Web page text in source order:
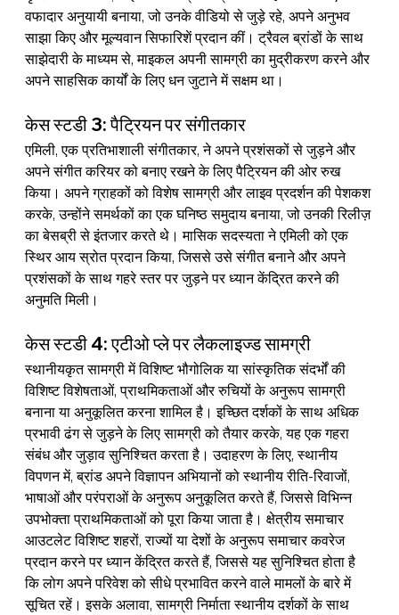
वफादार अनुयायी बनाया, जो उनके वीडियो से जुड़े रहे, अपने अनुभव
साझा किए और मूल्यवान सिफारिशें प्रदान कीं। ट्रैवल ब्रांडों के साथ
साझेदारी के माध्यम से, माइकल अपनी सामग्री का मुद्रीकरण करने और
अपने साहसिक कार्यों के लिए धन जुटाने में सक्षम था।
केस स्टडी 3: पैट्रियन पर संगीतकार
एमिली, एक प्रतिभाशाली संगीतकार, ने अपने प्रशंसकों से जुड़ने और
अपने संगीत करियर को बनाए रखने के लिए पैट्रियन की ओर रुख
किया। अपने ग्राहकों को विशेष सामग्री और लाइव प्रदर्शन की पेशकश
करके, उन्होंने समर्थकों का एक घनिष्ठ समुदाय बनाया, जो उनकी रिलीज़
का बेसब्री से इंतजार करते थे। मासिक सदस्यता ने एमिली को एक
स्थिर आय स्रोत प्रदान किया, जिससे उसे संगीत बनाने और अपने
प्रशंसकों के साथ गहरे स्तर पर जुड़ने पर ध्यान केंद्रित करने की
अनुमति मिली।
केस स्टडी 4: एटीओ प्ले पर लैकलाइज्ड सामग्री
स्थानीयकृत सामग्री में विशिष्ट भौगोलिक या सांस्कृतिक संदर्भों की
विशिष्ट विशेषताओं, प्राथमिकताओं और रुचियों के अनुरूप सामग्री
बनाना या अनुकूलित करना शामिल है। इच्छित दर्शकों के साथ अधिक
प्रभावी ढंग से जुड़ने के लिए सामग्री को तैयार करके, यह एक गहरा
संबंध और जुड़ाव सुनिश्चित करता है। उदाहरण के लिए, स्थानीय
विपणन में, ब्रांड अपने विज्ञापन अभियानों को स्थानीय रीति-रिवाजों,
भाषाओं और परंपराओं के अनुरूप अनुकूलित करते हैं, जिससे विभिन्न
उपभोक्ता प्राथमिकताओं को पूरा किया जाता है। क्षेत्रीय समाचार
आउटलेट विशिष्ट शहरों, राज्यों या देशों के अनुरूप समाचार कवरेज
प्रदान करने पर ध्यान केंद्रित करते हैं, जिससे यह सुनिश्चित होता है
कि लोग अपने परिवेश को सीधे प्रभावित करने वाले मामलों के बारे में
सूचित रहें। इसके अलावा, सामग्री निर्माता स्थानीय दर्शकों के साथ